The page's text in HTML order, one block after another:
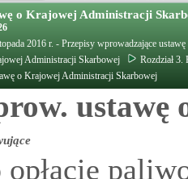
o Krajowej Administracji
2016 r. - Przepisy wprowadzające
Administracji Skarbowej
Rozdział
o Krajowej Administracji Skarbowej
ustawę